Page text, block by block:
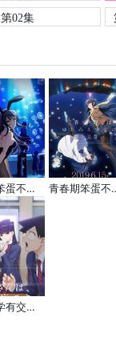
第02集
青春期笨蛋不做兔女郎学姐的梦 青春期笨
古见同学有交流障碍症